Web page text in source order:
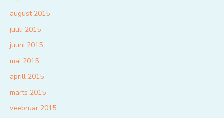
august 2015
juuli 2015
juuni 2015
mai 2015
aprill 2015
märts 2015
veebruar 2015